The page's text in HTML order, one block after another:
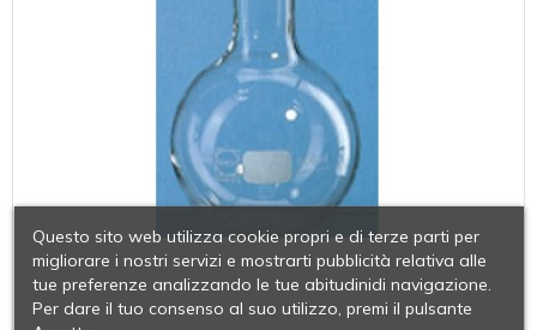
Questo sito web utilizza cookie propri e di terze parti per
migliorare i nostri servizi e mostrarti pubblicità relativa alle
tue preferenze analizzando le tue abitudinidi navigazione.
Per dare il tuo consenso al suo utilizzo, premi il pulsante